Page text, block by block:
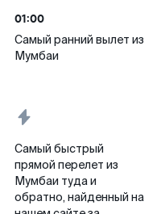
01:00
Самый ранний вылет из
Мумбаи
Самый быстрый
прямой перелет из
Мумбаи туда и
обратно, найденный на